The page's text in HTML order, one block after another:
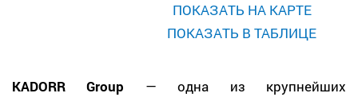
ПОКАЗАТЬ НА КАРТЕ
ПОКАЗАТЬ В ТАБЛИЦЕ
KADORR Group — одна из крупнейших